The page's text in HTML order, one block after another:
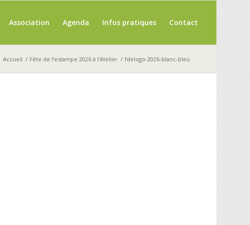
Association Agenda Infos pratiques Contact
Accueil / Fête de l’estampe 2026 à l’Atelier / fdelogo-2026-blanc-bleu